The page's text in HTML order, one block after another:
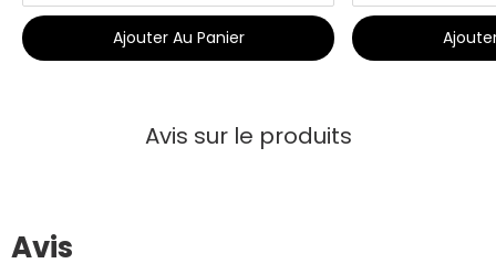
Ajouter Au Panier
Avis sur le produits